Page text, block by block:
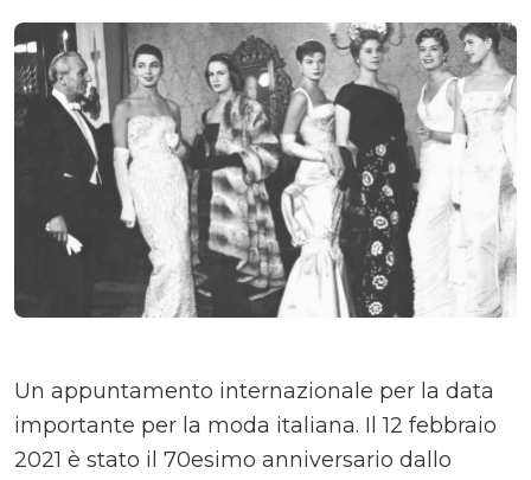
Un appuntamento internazionale per la data
importante per la moda italiana. Il 12 febbraio
2021 è stato il 70esimo anniversario dallo